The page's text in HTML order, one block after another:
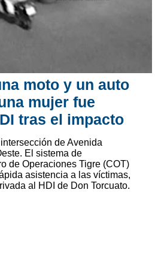
moto y un auto
mujer fue
tras el impacto
de Avenida
El sistema de
de Operaciones Tigre (COT)
asistencia a las víctimas,
al HDI de Don Torcuato.